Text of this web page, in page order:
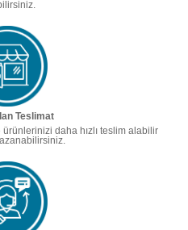
Teslimat
daha hızlı teslim alabilir